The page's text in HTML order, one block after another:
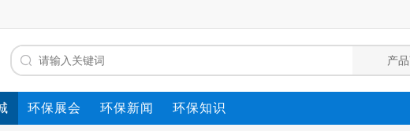
环保展会 环保新闻 环保知识